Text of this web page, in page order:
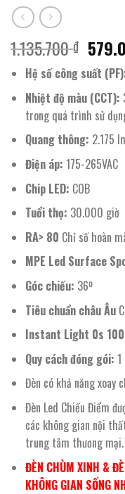
1.135.700₫ Giá
gốc
là:
Hệ số công suất
Nhiệt độ màu (CCT):
trong quá trình sử
Quang thông: 2.175
Điện áp: 175-265VAC
Chip LED: COB
Tuổi thọ: 30.000 giờ
RA> 80 Chỉ số hoàn
MPE Led Surface
Góc chiếu: 36º
Tiêu chuẩn châu Âu
Instant Light 0s
Quy cách đóng gói:
Đèn có khả năng xoay
Đèn Led Chiếu Điểm
các không gian nội
trung tâm thương mại.
ĐÈN CHÙM XINH &
KHÔNG GIAN SỐNG